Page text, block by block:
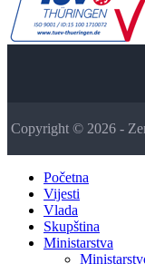
Copyright © 2026 -
Početna
Vijesti
Vlada
Skupština
Ministarstva